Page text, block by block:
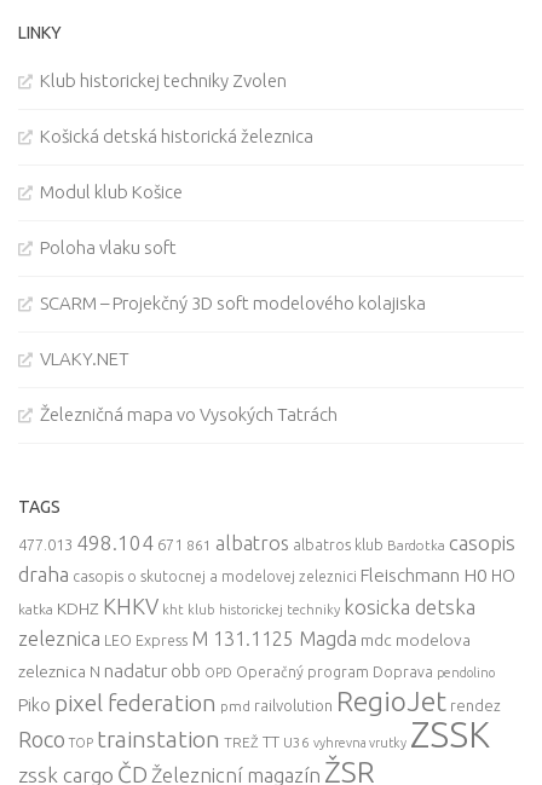
LINKY
Klub historickej techniky Zvolen
Košická detská historická železnica
Modul klub Košice
Poloha vlaku soft
SCARM – Projekčný 3D soft modelového kolajiska
VLAKY.NET
Železničná mapa vo Vysokých Tatrách
TAGS
477.013 498.104 671 861 albatros albatros klub Bardotka casopis
draha casopis o skutocnej a modelovej zeleznici Fleischmann H0 HO
katka KDHZ KHKV kht klub historickej techniky kosicka detska
zeleznica LEO Express M 131.1125 Magda mdc modelova
zeleznica N nadatur obb OPD Operačný program Doprava pendolino
Piko pixel federation pmd railvolution RegioJet rendez
Roco TOP trainstation TREŽ TT U36 vyhrevna vrutky ZSSK
zssk cargo ČD Železnicní magazín ŽSR